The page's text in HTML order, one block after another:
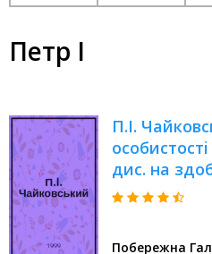
Петр I
П.I.
дис. на
Побережна